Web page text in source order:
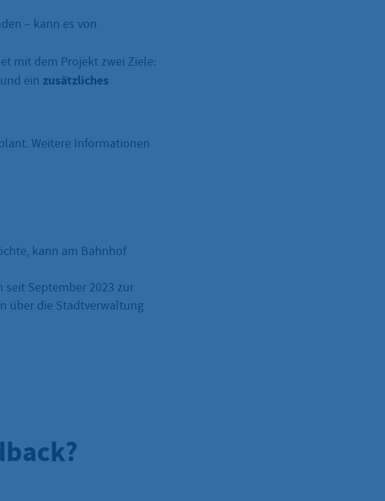
– kann es von
mit dem Projekt zwei Ziele:
ein zusätzliches
Weitere Informationen
kann am Bahnhof
seit September 2023 zur
über die Stadtverwaltung